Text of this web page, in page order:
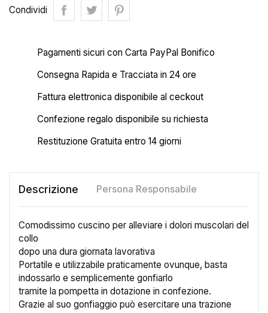
Condividi
Pagamenti sicuri con Carta PayPal Bonifico
Consegna Rapida e Tracciata in 24 ore
Fattura elettronica disponibile al ceckout
Confezione regalo disponibile su richiesta
Restituzione Gratuita entro 14 giorni
Descrizione Persona Responsabile
Comodissimo cuscino per alleviare i dolori muscolari del
collo
dopo una dura giornata lavorativa
Portatile e utilizzabile praticamente ovunque, basta
indossarlo e semplicemente gonfiarlo
tramite la pompetta in dotazione in confezione.
Grazie al suo gonfiaggio può esercitare una trazione